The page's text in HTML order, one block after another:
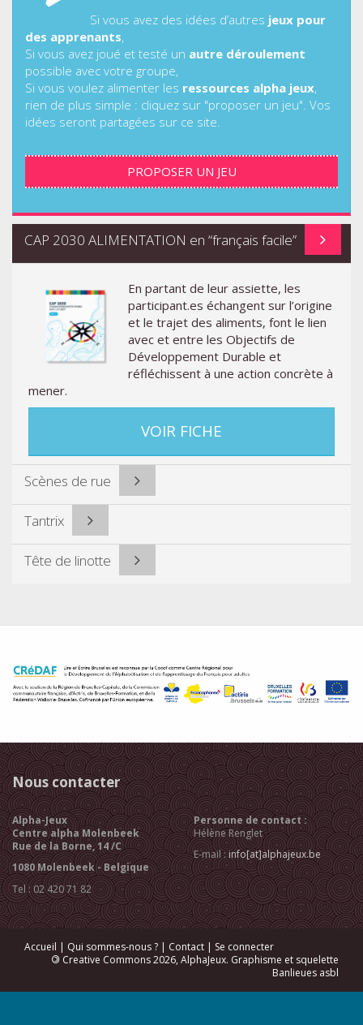
Si vous avez des idées d’autres jeux pour
des apprenants,
Si vous avez joué et testé un autre déroulement
possible avec votre groupe,
Si vous voulez alimenter les ressources alpha jeux,
rien de plus simple : cliquez sur "proposer un jeu". Vos
idées seront partagées sur ce site.
PROPOSER UN JEU
CAP 2030 ALIMENTATION en “français facile”
En partant de leur assiette, les
participant.es échangent sur l’origine
et le trajet des aliments, font le lien
avec et entre les Objectifs de
Développement Durable et
réfléchissent à une action concrète à
mener.
VOIR FICHE
Scènes de rue
Tantrix
Tête de linotte
Nous contacter
Alpha-Jeux
Centre alpha Molenbeek
Rue de la Borne, 14 /C
1080 Molenbeek - Belgique
Tel : 02 420 71 82
Personne de contact :
Hélène Renglet
E-mail : info[at]alphajeux.be
Accueil Qui sommes-nous ? Contact
Se connecter
© Creative Commons 2026, AlphaJeux. Graphisme et squelette
Banlieues asbl